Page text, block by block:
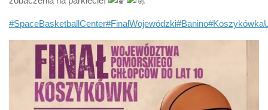
#SpaceBasketballCenter#FinałWojewódzki#Banino